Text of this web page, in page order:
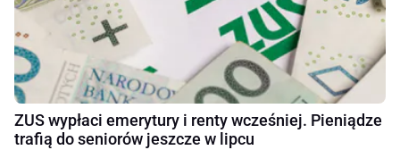
ZUS wypłaci emerytury i renty wcześniej. Pieniądze
trafią do seniorów jeszcze w lipcu